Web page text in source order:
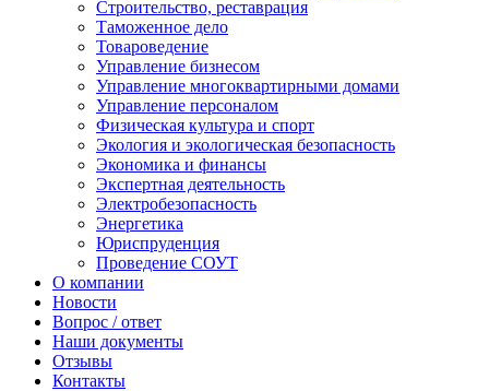
Строительство, реставрация
Таможенное дело
Товароведение
Управление бизнесом
Управление многоквартирными домами
Управление персоналом
Физическая культура и спорт
Экология и экологическая безопасность
Экономика и финансы
Экспертная деятельность
Электробезопасность
Энергетика
Юриспруденция
Проведение СОУТ
О компании
Новости
Вопрос / ответ
Наши документы
Отзывы
Контакты